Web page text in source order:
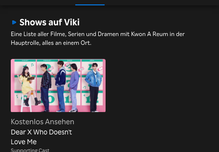
Shows auf Viki
Eine Liste aller Filme, Serien und Dramen mit Kwon A Reum in der
Hauptrolle, alles an einem Ort.
Kostenlos Ansehen
Dear X Who Doesn't
Love Me
Supporting Cast